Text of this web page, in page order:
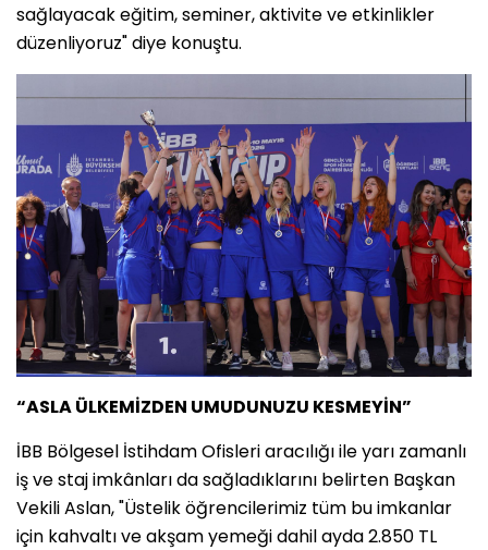
sağlayacak eğitim, seminer, aktivite ve etkinlikler
düzenliyoruz" diye konuştu.
“ASLA ÜLKEMİZDEN UMUDUNUZU KESMEYİN”
İBB Bölgesel İstihdam Ofisleri aracılığı ile yarı zamanlı
iş ve staj imkânları da sağladıklarını belirten Başkan
Vekili Aslan, "Üstelik öğrencilerimiz tüm bu imkanlar
için kahvaltı ve akşam yemeği dahil ayda 2.850 TL